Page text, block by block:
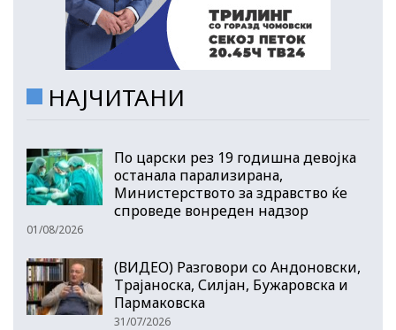
НАЈЧИТАНИ
По царски рез 19 годишна девојка
останала парализирана,
Министерството за здравство ќе
спроведе вонреден надзор
01/08/2026
(ВИДЕО) Разговори со Андоновски,
Трајаноска, Силјан, Бужаровска и
Пармаковска
31/07/2026